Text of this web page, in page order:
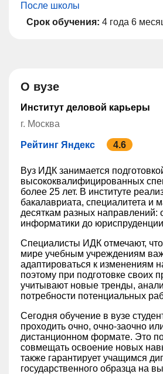
После школы
Срок обучения: 4 года 6
О вузе
Институт деловой карьеры
г. Москва
Рейтинг Яндекс 4.6
Вуз ИДК занимается
высококвалифицированных
более 25 лет. В институте
бакалавриата, специалитета и
десяткам разных направлений:
информатики до
Специалисты ИДК отмечают,
мире учебным учреждениям
адаптироваться к изменениям
поэтому при подготовке своих
учитывают новые тренды,
потребности потенциальных
Сегодня обучение в вузе
проходить очно, очно-заочно
дистанционном формате. Это
совмещать освоение новых
также гарантирует учащимся
государственного образца на